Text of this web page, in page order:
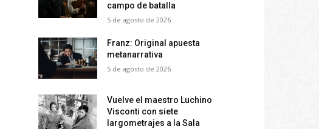
campo de batalla
5 de agosto de 2026
Franz: Original apuesta
metanarrativa
5 de agosto de 2026
Vuelve el maestro Luchino
Visconti con siete
largometrajes a la Sala